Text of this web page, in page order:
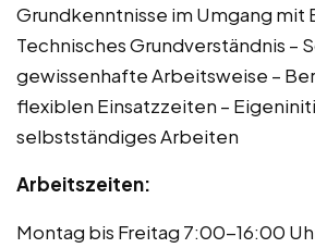
Grundkenntnisse im Umgang mit
Technisches Grundverständnis –
gewissenhafte Arbeitsweise –
flexiblen Einsatzzeiten –
selbstständiges Arbeiten
Arbeitszeiten:
Montag bis Freitag 7:00-16:00